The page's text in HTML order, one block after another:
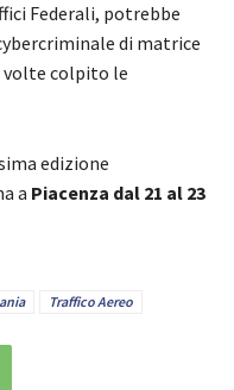
Federali, potrebbe
di matrice
volte colpito le
edizione
a Piacenza dal 21 al 23
Traffico Aereo